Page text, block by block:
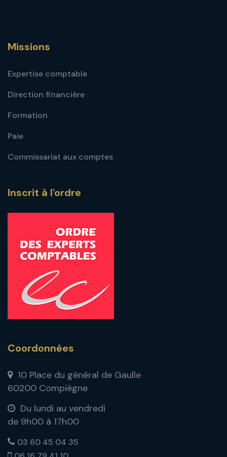
Missions
Expertise comptable
Direction financière
Formation
Paie
Commissariat aux comptes
Inscrit à l'ordre
Coordonnées
10 Place du général de Gaulle
60200 Compiègne
Du lundi au vendredi
de 9h00 à 17h00
03 60 45 04 35